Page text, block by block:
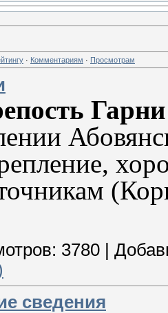
· Комментариям · Просмотрам
3780 |
сведения